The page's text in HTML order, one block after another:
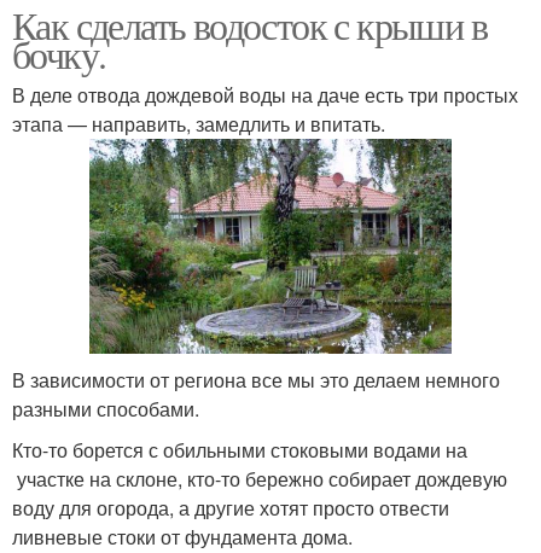
Как сделать водосток с крыши в
бочку.
В деле отвода дождевой воды на даче есть три простых
этапа — направить, замедлить и впитать.
В зависимости от региона все мы это делаем немного
разными способами.
Кто-то борется с обильными стоковыми водами на
участке на склоне, кто-то бережно собирает дождевую
воду для огорода, а другие хотят просто отвести
ливневые стоки от фундамента дома.